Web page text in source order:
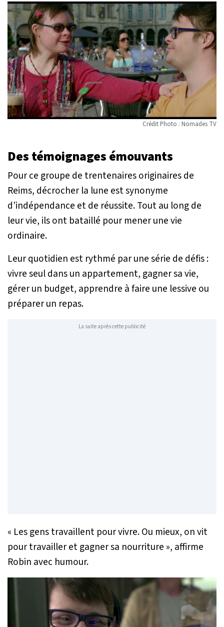
Crédit Photo : Nomades TV
Des témoignages émouvants
Pour ce groupe de trentenaires originaires de
Reims, décrocher la lune est synonyme
d’indépendance et de réussite. Tout au long de
leur vie, ils ont bataillé pour mener une vie
ordinaire.
Leur quotidien est rythmé par une série de défis :
vivre seul dans un appartement, gagner sa vie,
gérer un budget, apprendre à faire une lessive ou
préparer un repas.
La suite après cette publicité
« Les gens travaillent pour vivre. Ou mieux, on vit
pour travailler et gagner sa nourriture », affirme
Robin avec humour.